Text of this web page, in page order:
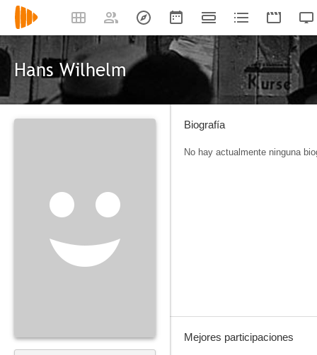
Hans Wilhelm
Biografía
No hay actualmente ninguna
Mejores participaciones